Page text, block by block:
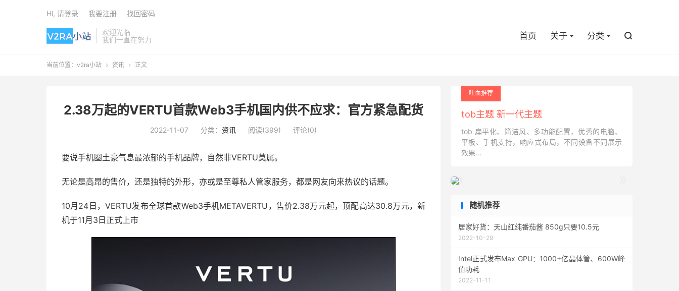
欢迎光临
我们一直在努力
首页 关于 分类 
Hi, 请登录 我要注册 找回密码
当前位置： v2ra小站  资讯  正文
2.38万起的VERTU首款Web3手机国内供不应求：官方紧急配货
2022-11-07 分类： 资讯 阅读(399) 评论(0)
要说手机圈土豪气息最浓郁的手机品牌，自然非VERTU莫属。
无论是高昂的售价，还是独特的外形，亦或是至尊私人管家服务，都是网友向来热议的话题。
10月24日，VERTU发布全球首款Web3手机METAVERTU，售价2.38万元起，顶配高达30.8万元，新
机于11月3日正式上市
吐血推荐
tob主题 新一代主题
tob 扁平化、简洁风、多功能配置，优秀的电脑、
平板、手机支持，响应式布局，不同设备不同展示
效果...

随机推荐
居家好货：天山红纯番茄酱 850g只要10.5元
2022-10-29
Intel正式发布Max GPU：1000+亿晶体管、600W峰
值功耗
2022-11-11